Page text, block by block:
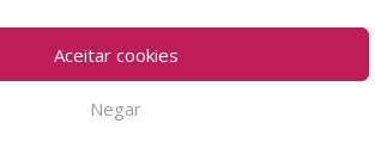
Aceitar cookies
Negar